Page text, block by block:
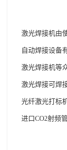
激光焊接机由
自动焊接设备
激光焊接机等
激光焊接可焊
光纤激光打标
进口CO2射频